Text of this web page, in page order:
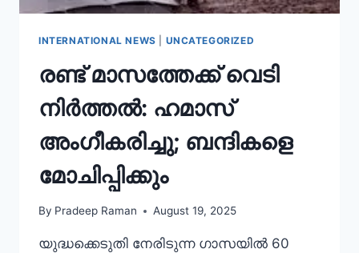
INTERNATIONAL NEWS UNCATEGORIZED
രണ്ട് മാസത്തേക്ക് വെടി
നിർത്തൽ: ഹമാസ്
അംഗീകരിച്ചു; ബന്ദികളെ
മോചിപ്പിക്കും
By Pradeep Raman August 19, 2025
യുദ്ധക്കെടുതി നേരിടുന്ന ഗാസയിൽ 60